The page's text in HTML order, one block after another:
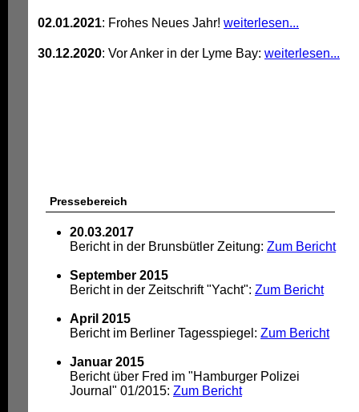
02.01.2021: Frohes Neues Jahr! weiterlesen...
30.12.2020: Vor Anker in der Lyme Bay: weiterlesen...
Pressebereich
20.03.2017
Bericht in der Brunsbütler Zeitung: Zum Bericht
September 2015
Bericht in der Zeitschrift "Yacht": Zum Bericht
April 2015
Bericht im Berliner Tagesspiegel: Zum Bericht
Januar 2015
Bericht über Fred im "Hamburger Polizei
Journal" 01/2015: Zum Bericht